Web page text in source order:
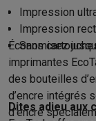
Enceintes
Audio domestique
Navigation
Accessoires TV
Appareils photo
Vidéo GoPro
Impression
Impression
Sans
Économisez
imprimantes
des bouteilles
d’encre intégrés
d’encre
Dites adieu aux